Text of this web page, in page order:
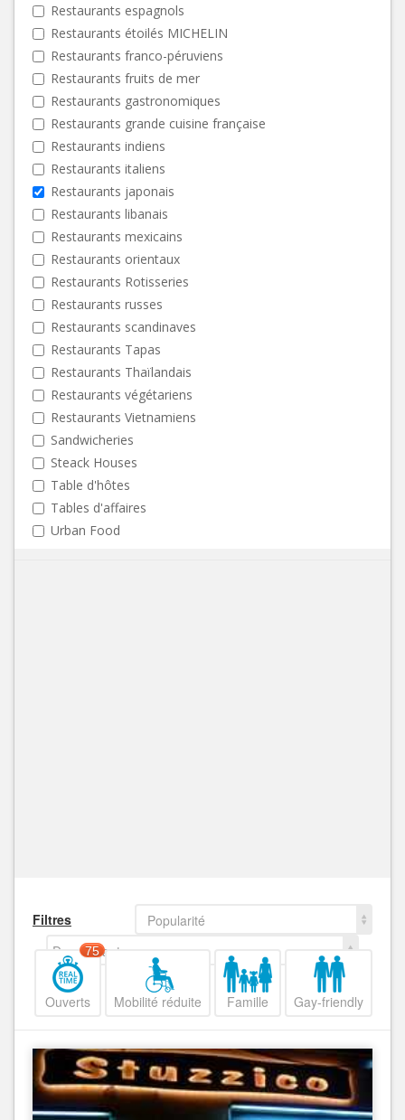
Restaurants espagnols
Restaurants étoilés MICHELIN
Restaurants franco-péruviens
Restaurants fruits de mer
Restaurants gastronomiques
Restaurants grande cuisine française
Restaurants indiens
Restaurants italiens
Restaurants japonais
Restaurants libanais
Restaurants mexicains
Restaurants orientaux
Restaurants Rotisseries
Restaurants russes
Restaurants scandinaves
Restaurants Tapas
Restaurants Thaïlandais
Restaurants végétariens
Restaurants Vietnamiens
Sandwicheries
Steack Houses
Table d'hôtes
Tables d'affaires
Urban Food
Filtres
Popularité
Decroissant
Ouverts
75
Mobilité réduite Famille Gay-friendly